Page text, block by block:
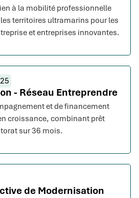
à la mobilité professionnelle
territoires ultramarins pour les
et entreprises innovantes.
- Réseau Entreprendre
et de financement
croissance, combinant prêt
sur 36 mois.
de Modernisation